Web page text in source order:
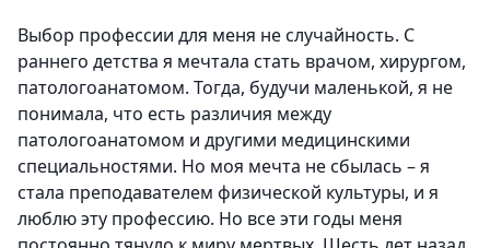
Выбор профессии для меня не случайность. С
раннего детства я мечтала стать врачом, хирургом,
патологоанатомом. Тогда, будучи маленькой, я не
понимала, что есть различия между
патологоанатомом и другими медицинскими
специальностями. Но моя мечта не сбылась – я
стала преподавателем физической культуры, и я
люблю эту профессию. Но все эти годы меня